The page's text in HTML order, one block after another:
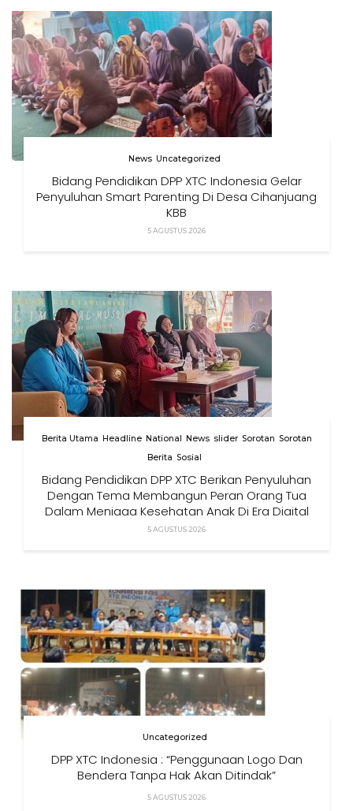
News Uncategorized
Bidang Pendidikan DPP XTC Indonesia Gelar
Penyuluhan Smart Parenting Di Desa Cihanjuang
KBB
5 AGUSTUS 2026
Berita Utama Headline National News slider Sorotan Sorotan
Berita Sosial
Bidang Pendidikan DPP XTC Berikan Penyuluhan
Dengan Tema Membangun Peran Orang Tua
Dalam Menjaga Kesehatan Anak Di Era Digital
5 AGUSTUS 2026
Uncategorized
DPP XTC Indonesia : “Penggunaan Logo Dan
Bendera Tanpa Hak Akan Ditindak”
5 AGUSTUS 2026